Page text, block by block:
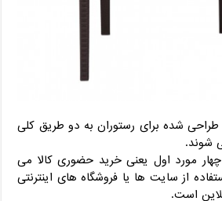
شده برای رستوران به دو طریق کلی
شوند.
مورد اول یعنی خرید حضوری کالا می
از سایت ها یا فروشگاه های اینترنتی
است.